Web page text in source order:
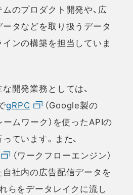
のプロダクト開発や、広
タなどを取り扱うデータ
ンの構築を担当していま
開発業務としては、
gRPC
（Google製の
ムワーク）を使ったAPIの
ています。また、
（ワークフローエンジン）
自社内の広告配信データを
らをデータレイクに流し